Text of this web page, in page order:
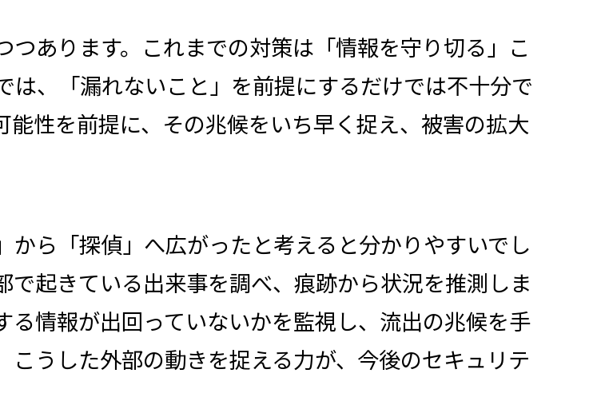
あります。これまでの対策は「情報を守り切る」こ
は、「漏れないこと」を前提にするだけでは不十分で
性を前提に、その兆候をいち早く捉え、被害の拡大
ら「探偵」へ広がったと考えると分かりやすいでし
起きている出来事を調べ、痕跡から状況を推測しま
情報が出回っていないかを監視し、流出の兆候を手
うした外部の動きを捉える力が、今後のセキュリテ